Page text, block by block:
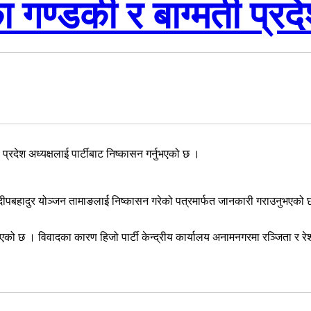
गण्डकी र बाग्मती
अध्यक्षलाई पार्टीबाट निष्कासन गर्नुभएको छ ।
योञ्जन तामाङलाई निष्कासन गरेको पत्रमार्फत जानकारी
छ । विवादका कारण हिजो पार्टी केन्द्रीय कार्यालय अनामनगरमा रञ्जिता